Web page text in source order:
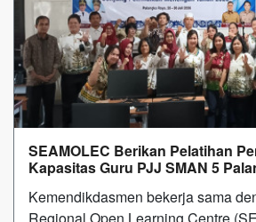
SEAMOLEC Berikan Pelatihan
Kapasitas Guru PJJ SMAN 5
Kemendikdasmen bekerja sama